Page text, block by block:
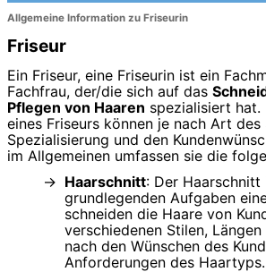
Allgemeine Information zu Friseurin
Friseur
Ein Friseur, eine Friseurin ist ein
Fachfrau, der/die sich auf das
Pflegen von Haaren spezialisiert hat.
eines Friseurs können je nach Art des
Spezialisierung und den
im Allgemeinen umfassen sie die
Haarschnitt: Der
grundlegenden Aufgaben
schneiden die Haare von
verschiedenen Stilen,
nach den Wünschen des
Anforderungen des Haartyps.